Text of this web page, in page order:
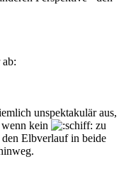
unspektakulär aus,
kein
zu
Elbverlauf in beide